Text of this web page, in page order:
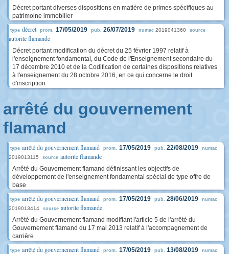
Décret portant diverses dispositions en matière de primes spécifiques au
patrimoine immobilier
type décret prom. 17/05/2019 pub. 26/07/2019 numac 2019041360 source
autorite flamande
Décret portant modification du décret du 25 février 1997 relatif à
l'enseignement fondamental, du Code de l'Enseignement secondaire du
17 décembre 2010 et de la Codification de certaines dispositions relatives
à l'enseignement du 28 octobre 2016, en ce qui concerne le droit
d'inscription
arrêté du gouvernement
flamand
type arrêté du gouvernement flamand prom. 17/05/2019 pub. 22/08/2019 numac
2019013115 source autorite flamande
Arrêté du Gouvernement flamand définissant les objectifs de
développement de l'enseignement fondamental spécial de type offre de
base
type arrêté du gouvernement flamand prom. 17/05/2019 pub. 28/06/2019 numac
2019013414 source autorite flamande
Arrêté du Gouvernement flamand modifiant l'article 5 de l'arrêté du
Gouvernement flamand du 17 mai 2013 relatif à l'accompagnement de
carrière
type arrêté du gouvernement flamand prom. 17/05/2019 pub. 13/08/2019 numac